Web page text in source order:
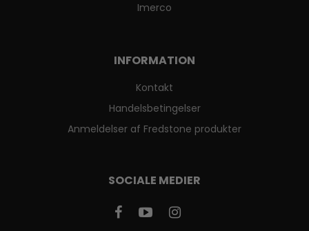
Imerco
INFORMATION
Kontakt
Handelsbetingelser
Anmeldelser af Fredstone produkter
SOCIALE MEDIER